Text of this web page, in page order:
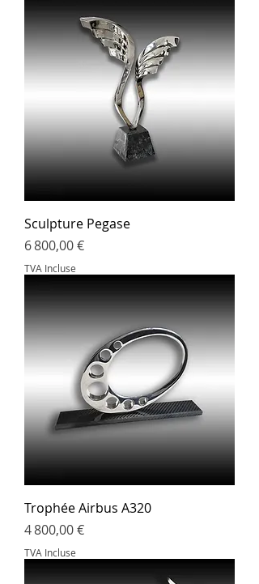
Sculpture Pegase
Prix
6 800,00 €
TVA Incluse
Trophée Airbus A320
Prix
4 800,00 €
TVA Incluse